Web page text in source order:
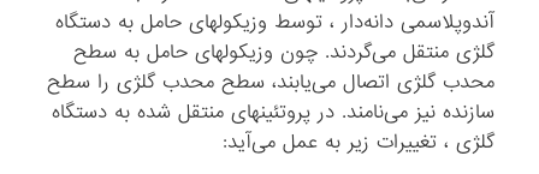
آندوپلاسمی دانه‌دار ، توسط وزیکولهای حامل به دستگاه
گلژی منتقل می‌گردند. چون وزیکولهای حامل به سطح
محدب گلژی اتصال می‌یابند، سطح محدب گلژی را سطح
سازنده نیز می‌نامند. در پروتئینهای منتقل شده به دستگاه
گلژی ، تغییرات زیر به عمل می‌آید: